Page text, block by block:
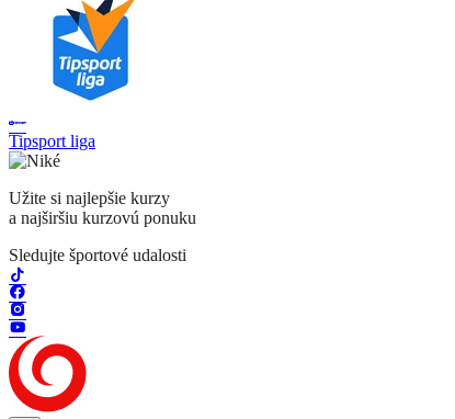
Tipsport liga
Užite si najlepšie kurzy
a najširšiu kurzovú ponuku
Sledujte športové udalosti